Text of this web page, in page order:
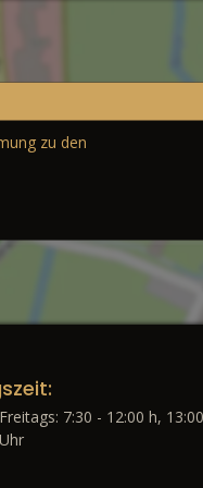
zu den
7:30 - 12:00 h,